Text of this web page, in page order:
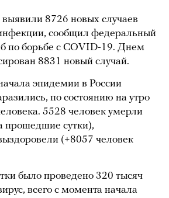
выявили 8726 новых случаев
сообщил федеральный
по борьбе с COVID-19. Днем
8831 новый случай.
эпидемии в России
по состоянию на утро
5528 человек умерли
прошедшие сутки),
(+8057 человек
было проведено 320 тысяч
всего с момента начала